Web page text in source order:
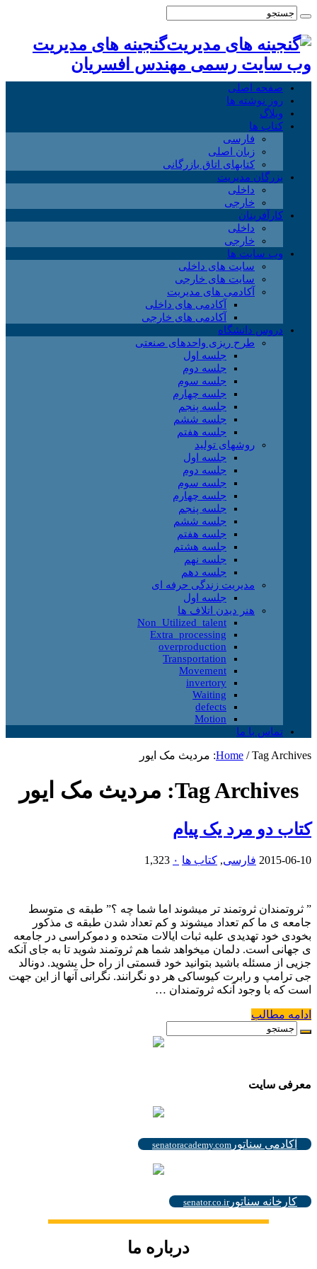
گنجینه های مدیریت
وب سایت رسمی مهندس افسریان
صفحه اصلی
روز نوشته ها
وبلاگ
کتاب ها
فارسی
زبان اصلی
کتابهای اتاق بازرگانی
بزرگان مدیریت
داخلی
خارجی
کارآفرینان
داخلی
خارجی
وب سایت ها
سایت های داخلی
سایت های خارجی
آکادمی های مدیریت
آکادمی های داخلی
آکادمی های خارجی
دروس دانشگاه
طرح ریزی واحدهای صنعتی
جلسه اول
جلسه دوم
جلسه سوم
جلسه چهارم
جلسه پنجم
جلسه ششم
جلسه هفتم
روشهای تولید
جلسه اول
جلسه دوم
جلسه سوم
جلسه چهارم
جلسه پنجم
جلسه ششم
جلسه هفتم
جلسه هشتم
جلسه نهم
جلسه دهم
مدیریت زندگی حرفه ای
جلسه اول
هنر دیدن اتلاف ها
Non_Utilized_talent
Extra_processing
overproduction
Transportation
Movement
invertory
Waiting
defects
Motion
تماس با ما
Home / Tag Archives: مردیث مک ایور
Tag Archives: مردیث مک ایور
کتاب دو مرد یک پیام
2015-06-10 فارسی, کتاب ها ۰ 1,323
” ثروتمندان ثروتمند تر میشوند اما شما چه ؟” طبقه ی متوسط
جامعه ی ما کم تعداد میشوند و کم تعداد شدن طبقه ی مذکور
بخودی خود تهدیدی علیه ثبات ایالات متحده و دموکراسی در جامعه
ی جهانی است. دلمان میخواهد شما هم ثروتمند شوید تا به جای آنکه
جزیی از مسئله باشید بتوانید خود قسمتی از راه حل بشوید. دونالد
جی ترامپ و رابرت کیوساکی هر دو نگرانند. نگرانی آنها از این جهت
است که با وجود آنکه ثروتمندان …
ادامه مطالب
معرفی سایت
آکادمی سناتور senatoracademy.com
کارخانه سناتورsenator.co.ir
درباره ما